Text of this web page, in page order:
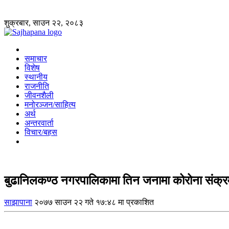
शुक्रबार, साउन २२, २०८३
समाचार
विशेष
स्थानीय
राजनीति
जीवनशैली
मनोरञ्जन/साहित्य
अर्थ
अन्तरवार्ता
विचार/बहस
बुढानिलकण्ठ नगरपालिकामा तिन जनामा कोरोना
साझापाना २०७७ साउन २२ गते १७:४८ मा प्रकाशित